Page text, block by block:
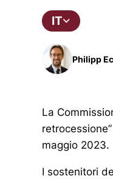
IT
Philipp
La
maggio 2023.
I sostenitori